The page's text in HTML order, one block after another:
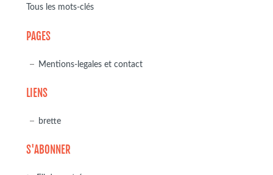
Tous les mots-clés
PAGES
Mentions-legales et contact
LIENS
brette
S'ABONNER